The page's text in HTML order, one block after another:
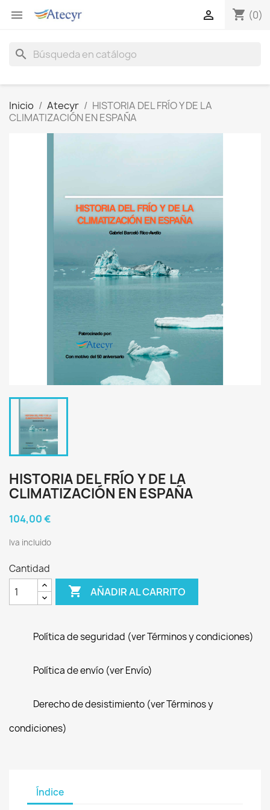
 shopping_cart (0)

search
Inicio Atecyr
HISTORIA DEL FRÍO Y DE LA
CLIMATIZACIÓN EN ESPAÑA
HISTORIA DEL FRÍO Y DE LA
CLIMATIZACIÓN EN ESPAÑA
104,00 €
Iva incluido
Cantidad
 AÑADIR AL CARRITO
Política de seguridad (ver Términos y condiciones)
Política de envío (ver Envío)
Derecho de desistimiento (ver Términos y
condiciones)
Índice